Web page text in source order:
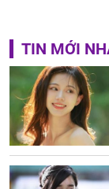
TIN MỚI